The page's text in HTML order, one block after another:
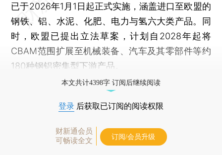
已于2026年1月1日起正式实施，涵盖进口至欧盟的
钢铁、铝、水泥、化肥、电力与氢六大类产品。同
时，欧盟已提出立法草案，计划自2028年起将
CBAM范围扩展至机械装备、汽车及其零部件等约
180种钢铝密集型下游产品。
本文共计4398字 订阅后继续阅读
登录 后获取已订阅的阅读权限
财新通会员
可畅读全文
订阅/会员升级